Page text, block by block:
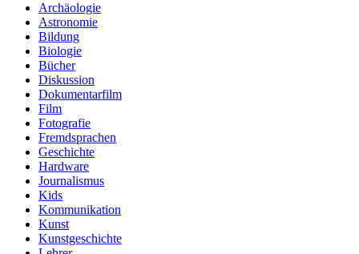
Archäologie
Astronomie
Bildung
Biologie
Bücher
Diskussion
Dokumentarfilm
Film
Fotografie
Fremdsprachen
Geschichte
Hardware
Journalismus
Kids
Kommunikation
Kunst
Kunstgeschichte